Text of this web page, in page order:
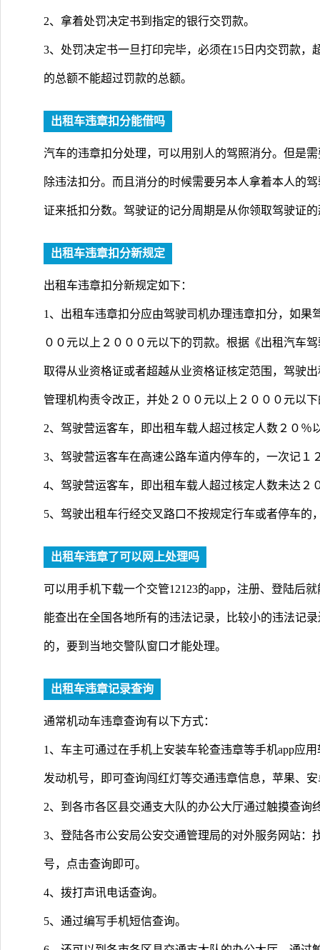
2、拿着处罚决定书到指定的银行交罚款。
3、处罚决定书一旦打印完毕，必须在15日内交罚款，
的总额不能超过罚款的总额。
出租车违章扣分能借吗
汽车的违章扣分处理，可以用别人的驾照消分。但是
除违法扣分。而且消分的时候需要另本人拿着本人的
证来抵扣分数。驾驶证的记分周期是从你领取驾驶证
出租车违章扣分新规定
出租车违章扣分新规定如下：
1、出租车违章扣分应由驾驶司机办理违章扣分，如
００元以上２０００元以下的罚款。根据《出租汽车
取得从业资格证或者超越从业资格证核定范围，驾驶
管理机构责令改正，并处２００元以上２０００元以
2、驾驶营运客车，即出租车载人超过核定人数２０％
3、驾驶营运客车在高速公路车道内停车的，一次记１
4、驾驶营运客车，即出租车载人超过核定人数未达２
5、驾驶出租车行经交叉路口不按规定行车或者停车的
出租车违章了可以网上处理吗
可以用手机下载一个交管12123的app，注册、登陆后
能查出在全国各地所有的违法记录，比较小的违法记
的，要到当地交警队窗口才能处理。
出租车违章记录查询
通常机动车违章查询有以下方式：
1、车主可通过在手机上安装车轮查违章等手机app应
发动机号，即可查询闯红灯等交通违章信息，苹果、
2、到各市各区县交通支大队的办公大厅通过触摸查询
3、登陆各市公安局公安交通管理局的对外服务网站：
号，点击查询即可。
4、拨打声讯电话查询。
5、通过编写手机短信查询。